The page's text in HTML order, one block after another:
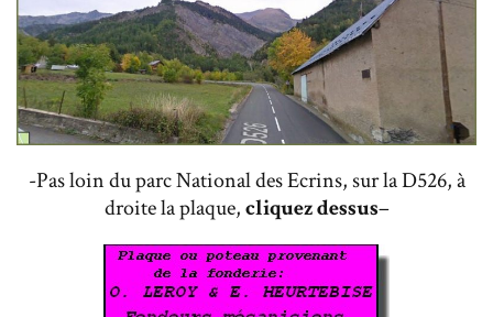
-Pas loin du parc National des Ecrins, sur la D526, à
droite la plaque,cliquez dessus–